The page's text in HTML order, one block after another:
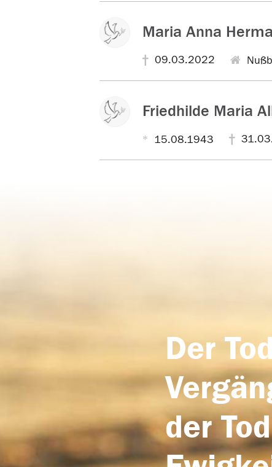
Maria Anna
09.03.2022
Friedhilde Maria
15.08.1943
Der
der